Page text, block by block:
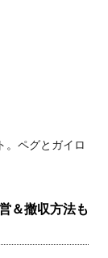
。ペグとガイロ
＆撤収方法も